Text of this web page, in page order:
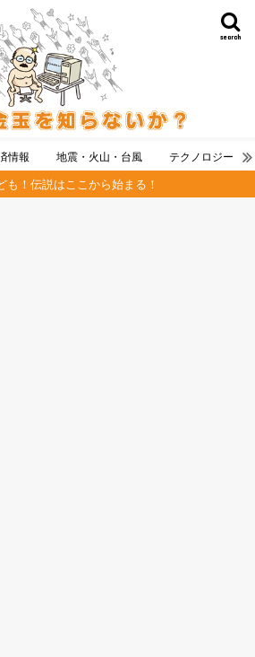
search
情報 地震・火山・台風 テクノロジー
も！伝説はここから始まる！